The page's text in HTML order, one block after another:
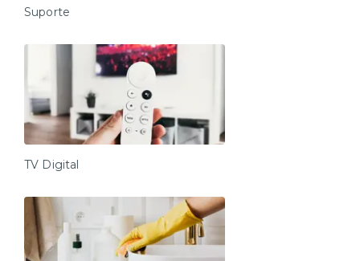
Suporte
TV Digital